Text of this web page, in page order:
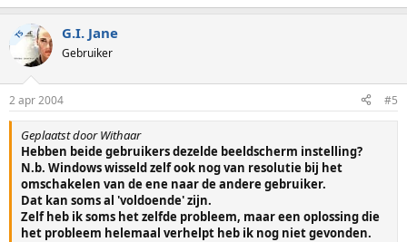
TS G.I. Jane
Gebruiker
2 apr 2004 #5
Geplaatst door Withaar
Hebben beide gebruikers dezelde beeldscherm instelling?
N.b. Windows wisseld zelf ook nog van resolutie bij het
omschakelen van de ene naar de andere gebruiker.
Dat kan soms al 'voldoende' zijn.
Zelf heb ik soms het zelfde probleem, maar een oplossing die
het probleem helemaal verhelpt heb ik nog niet gevonden.